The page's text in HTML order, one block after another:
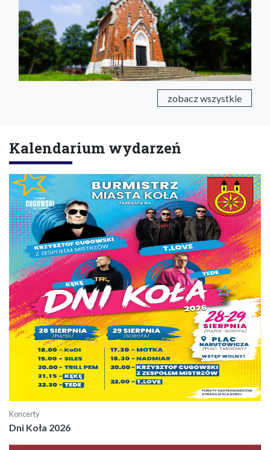
zobacz wszystkie
Kalendarium wydarzeń
Koncerty
Dni Koła 2026